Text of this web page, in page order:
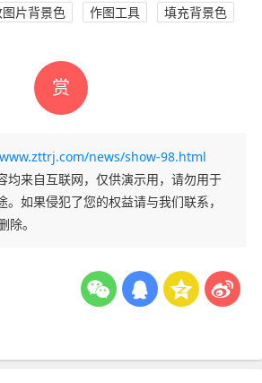
片背景色 作图工具
填充背景色
赏
news/show-98.html
均来自互联网，仅供演示用，请勿用于
。如果侵犯了您的权益请与我们联系，
除。